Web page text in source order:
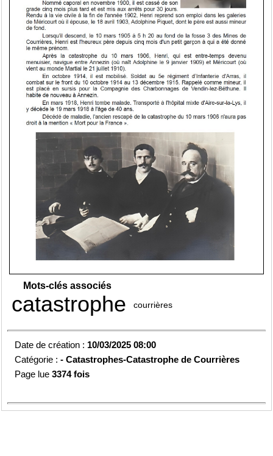
Mots-clés associés
catastrophe courrières
Date de création : 10/03/2025 08:00
Catégorie :-Catastrophes-Catastrophe de Courrières
Page lue3374 fois